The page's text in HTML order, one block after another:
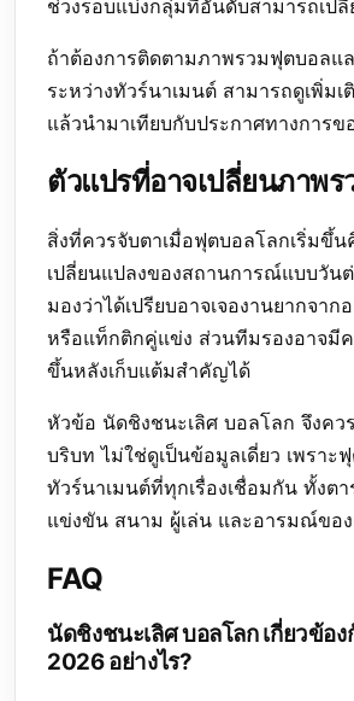
ช่วงรอบแบ่งกลุ่มที่อันดับสามารถเป
ถ้าต้องการติดตามภาพรวมฟุตบอลแ
ระหว่างทัวร์นาเมนต์ สามารถดูเพิ่มเ
แล้วนำมาเทียบกับประกาศทางการข
ตัวแปรที่อาจเปลี่ยนภาพร
สิ่งที่ควรจับตาเมื่อฟุตบอลโลกเริ่มขึ้น
เปลี่ยนแปลงของสถานการณ์แบบวัน
มองว่าได้เปรียบอาจเจองานยากจาก
หรือแท็กติกคู่แข่ง ส่วนทีมรองอาจมี
ขึ้นหลังเก็บแต้มสำคัญได้
หัวข้อ นัดชิงชนะเลิศ บอลโลก จึงค
บริบท ไม่ใช่ดูเป็นข้อมูลเดี่ยว เพราะ
ทัวร์นาเมนต์ที่ทุกเรื่องเชื่อมกัน ทั้งตา
แข่งขัน สนาม ผู้เล่น และอารมณ์ขอ
FAQ
นัดชิงชนะเลิศ บอลโลก เกี่ยวข้อ
2026 อย่างไร?